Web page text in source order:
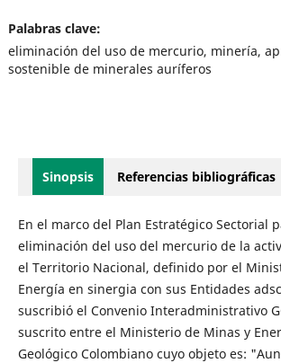
Palabras clave:
eliminación del uso de mercurio, minería,
sostenible de minerales auríferos
Sinopsis Referencias bibliográficas
En el marco del Plan Estratégico Sectorial
eliminación del uso del mercurio de la
el Territorio Nacional, definido por el
Energía en sinergia con sus Entidades
suscribió el Convenio Interadministrativo
suscrito entre el Ministerio de Minas y
Geológico Colombiano cuyo objeto es: